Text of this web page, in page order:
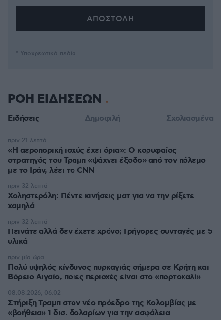
* Υποχρεωτικά πεδία
ΡΟΗ ΕΙΔΗΣΕΩΝ
Ειδήσεις Δημοφιλή Σχολιασμένα
«Η αεροπορική ισχύς έχει όρια»: Ο κορυφαίος
στρατηγός του Τραμπ «ψάχνει έξοδο» από τον πόλεμο
με το Ιράν, λέει το CNN
πριν 21 λεπτά
Χοληστερόλη: Πέντε κινήσεις ματ για να την ρίξετε
χαμηλά
πριν 32 λεπτά
Πεινάτε αλλά δεν έχετε χρόνο; Γρήγορες συνταγές με 5
υλικά
πριν 32 λεπτά
Πολύ υψηλός κίνδυνος πυρκαγιάς σήμερα σε Κρήτη και
Βόρειο Αιγαίο, ποιες περιοχές είναι στο «πορτοκαλί»
πριν μία ώρα
Στήριξη Τραμπ στον νέο πρόεδρο της Κολομβίας με
«βοήθεια» 1 δισ. δολαρίων για την ασφάλεια
08.08.2026, 06:02